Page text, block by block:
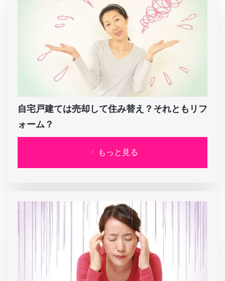
自宅戸建ては売却して住み替え？それともリフ
ォーム？
もっと見る